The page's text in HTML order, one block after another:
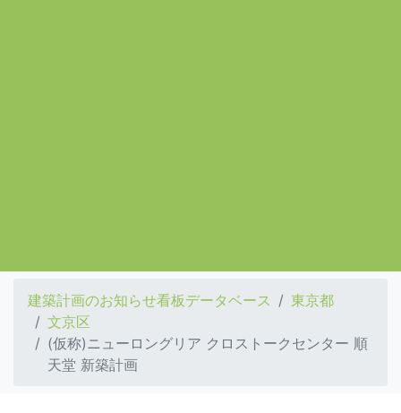
建築計画のお知らせ看板データベース
東京都
文京区
(仮称)ニューロングリア クロストークセンター 順
天堂 新築計画